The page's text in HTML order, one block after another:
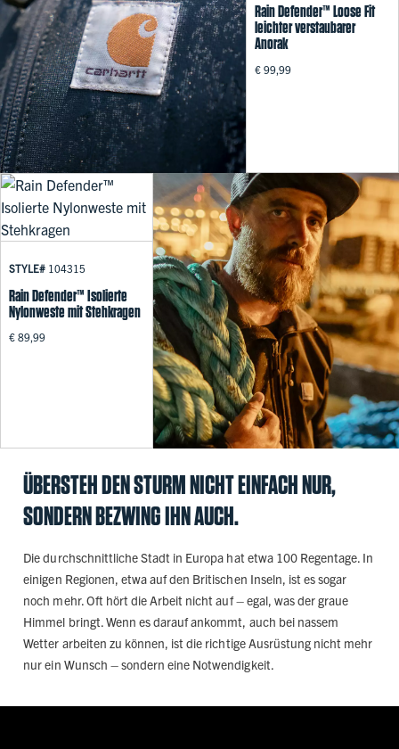
Rain Defender™ Loose Fit
leichter verstaubarer
Anorak
€ 99,99
STYLE#104315
Rain Defender™ Isolierte
Nylonweste mit Stehkragen
€ 89,99
ÜBERSTEH DEN STURM NICHT EINFACH NUR,
SONDERN BEZWING IHN AUCH.
Die durchschnittliche Stadt in Europa hat etwa 100 Regentage. In
einigen Regionen, etwa auf den Britischen Inseln, ist es sogar
noch mehr. Oft hört die Arbeit nicht auf – egal, was der graue
Himmel bringt. Wenn es darauf ankommt, auch bei nassem
Wetter arbeiten zu können, ist die richtige Ausrüstung nicht mehr
nur ein Wunsch – sondern eine Notwendigkeit.